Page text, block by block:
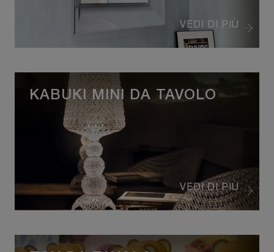
VEDI DI PIÙ
VEDI DI PIÙ
KABUKI MINI DA TAVOLO